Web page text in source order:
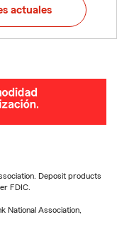
actuales
Deposit products
FDIC.
National Association,